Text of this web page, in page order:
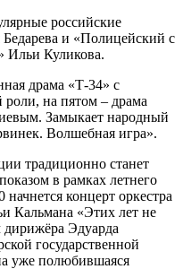
российские
и «Полицейский с
Ильи Куликова.
драма «Т-34» с
на пятом – драма
Замыкает народный
Волшебная игра».
традиционно станет
в рамках летнего
концерт оркестра
Кальмана «Этих лет не
дирижёра Эдуарда
государственной
уже полюбившаяся